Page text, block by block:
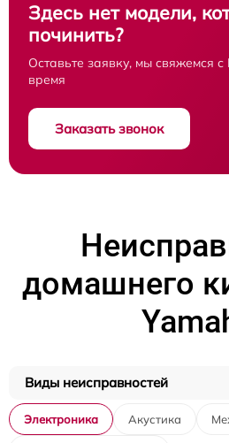
Здесь нет модели,
починить?
Оставьте заявку, мы свяжемся
время
Заказать звонок
домашнего
Виды неисправностей
Электроника Акустика